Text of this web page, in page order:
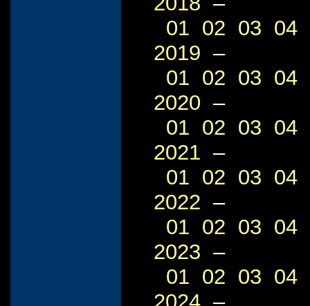
01 02 03 04
2019 –
01 02 03 04
2020 –
01 02 03 04
2021 –
01 02 03 04
2022 –
01 02 03 04
2023 –
01 02 03 04